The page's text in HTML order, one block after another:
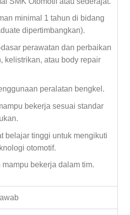
minimal 1 tahun di bidang
dipertimbangkan).
perawatan dan perbaikan
kelistrikan, atau body repair
peralatan bengkel.
bekerja sesuai standar
belajar tinggi untuk mengikuti
otomotif.
bekerja dalam tim.